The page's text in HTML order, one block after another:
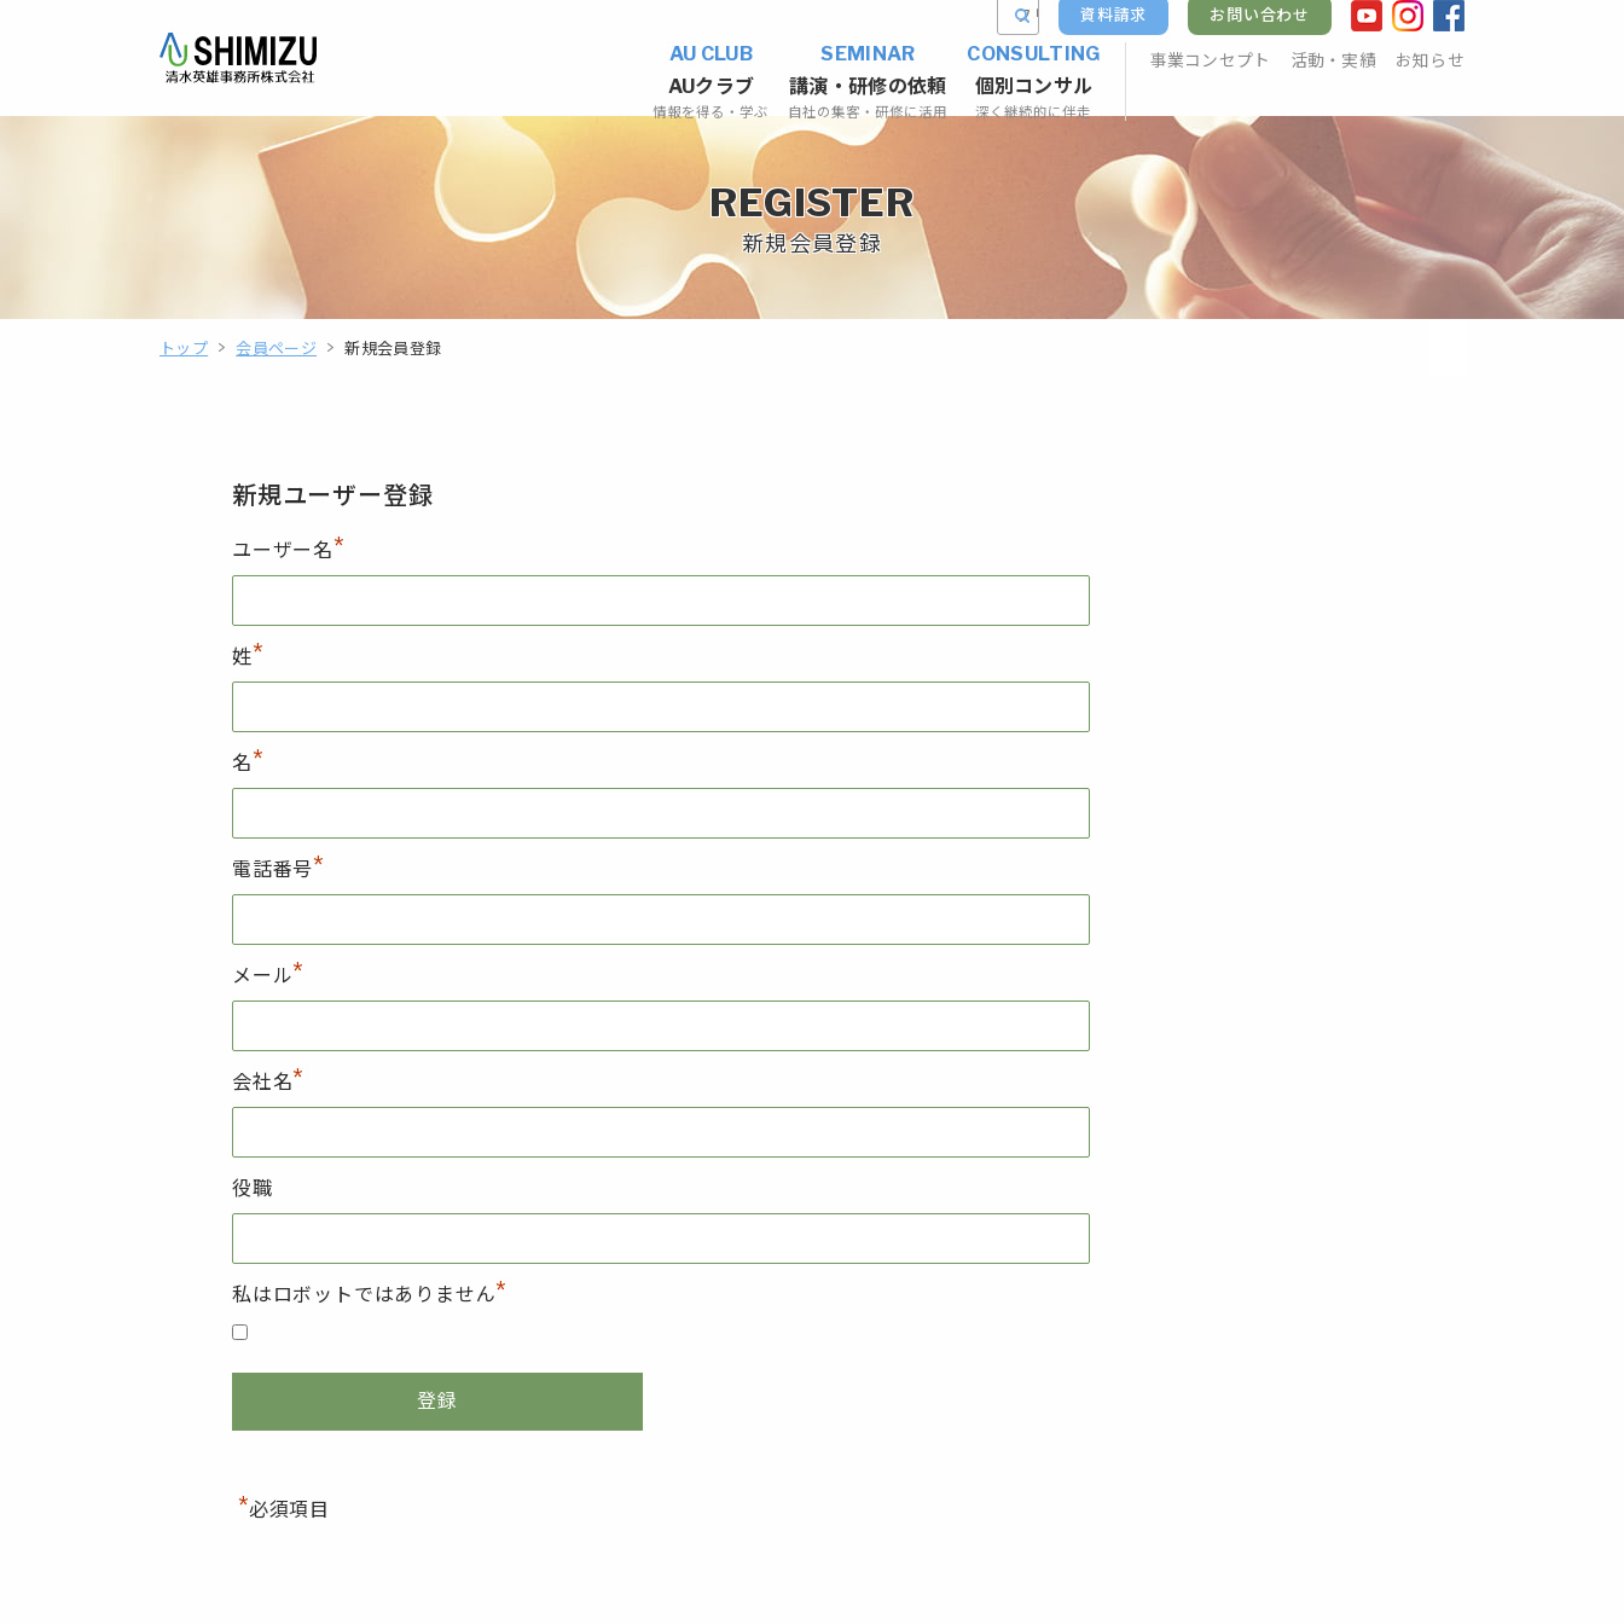
資料請求 お問い合わせ
AU CLUB
AUクラブ
情報を得る・学ぶ
SEMINAR
講演・研修の依頼
自社の集客・研修に活用
CONSULTING
個別コンサル
深く継続的に伴走
事業コンセプト 活動・実績 お知らせ
REGISTER
新規会員登録
トップ 会員ページ 新規会員登録
新規ユーザー登録
ユーザー名*
姓*
名*
電話番号*
メール*
会社名*
役職
私はロボットではありません*
*必須項目